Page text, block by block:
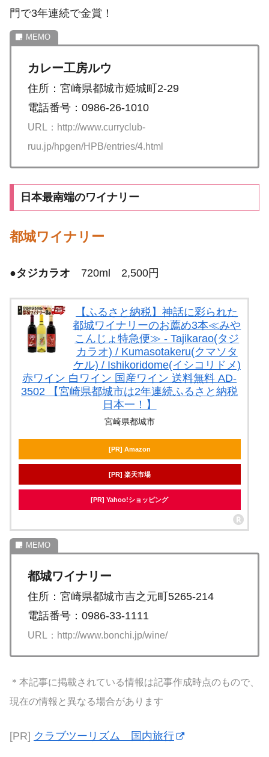
門で3年連続で金賞！
カレー工房ルウ
住所：宮崎県都城市姫城町2-29
電話番号：0986-26-1010
URL：http://www.curryclub-
ruu.jp/hpgen/HPB/entries/4.html
日本最南端のワイナリー
都城ワイナリー
●タジカラオ 720ml 2,500円
【ふるさと納税】神話に彩られた
都城ワイナリーのお薦め3本≪みや
こんじょ特急便≫ - Tajikarao(タジ
カラオ) / Kumasotakeru(クマソタ
ケル) / Ishikoridome(イシコリドメ)
赤ワイン 白ワイン 国産ワイン 送料無料 AD-
3502 【宮崎県都城市は2年連続ふるさと納税
日本一！】
宮崎県都城市
[PR] Amazon
[PR] 楽天市場
[PR] Yahoo!ショッピング
都城ワイナリー
住所：宮崎県都城市吉之元町5265-214
電話番号：0986-33-1111
URL：http://www.bonchi.jp/wine/
＊本記事に掲載されている情報は記事作成時点のもので、
現在の情報と異なる場合があります
[PR] クラブツーリズム 国内旅行